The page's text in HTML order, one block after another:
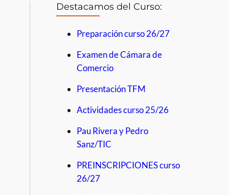
Destacamos del Curso:
Preparación curso 26/27
Examen de Cámara de
Comercio
Presentación TFM
Actividades curso 25/26
Pau Rivera y Pedro
Sanz/TIC
PREINSCRIPCIONES curso
26/27